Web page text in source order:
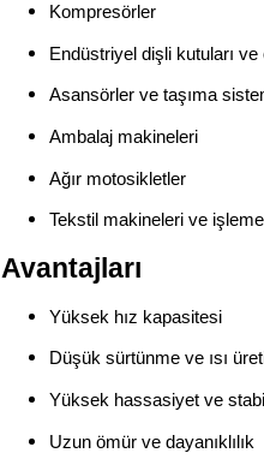
Kompresörler
Endüstriyel dişli kutuları ve
Asansörler ve taşıma
Ambalaj makineleri
Ağır motosikletler
Tekstil makineleri ve
Avantajları
Yüksek hız kapasitesi
Düşük sürtünme ve ısı
Yüksek hassasiyet ve
Uzun ömür ve dayanıklılık